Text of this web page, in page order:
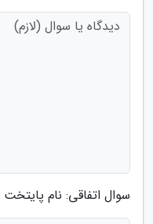
سوال اتفاقی: نام